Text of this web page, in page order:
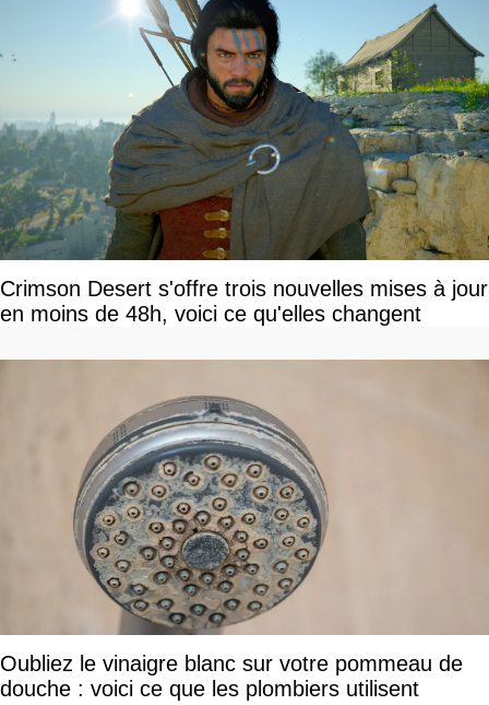
Crimson Desert s'offre trois nouvelles mises à jour
en moins de 48h, voici ce qu'elles changent
Oubliez le vinaigre blanc sur votre pommeau de
douche : voici ce que les plombiers utilisent